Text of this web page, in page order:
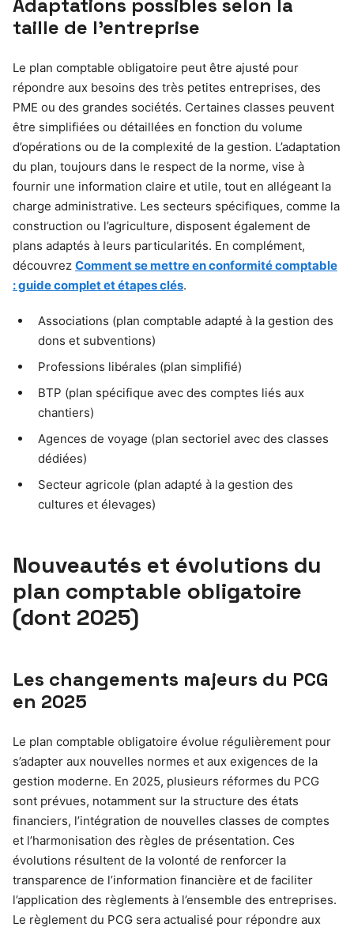
Adaptations possibles selon la
taille de l’entreprise
Le plan comptable obligatoire peut être ajusté pour
répondre aux besoins des très petites entreprises, des
PME ou des grandes sociétés. Certaines classes peuvent
être simplifiées ou détaillées en fonction du volume
d’opérations ou de la complexité de la gestion. L’adaptation
du plan, toujours dans le respect de la norme, vise à
fournir une information claire et utile, tout en allégeant la
charge administrative. Les secteurs spécifiques, comme la
construction ou l’agriculture, disposent également de
plans adaptés à leurs particularités. En complément,
découvrez Comment se mettre en conformité comptable
: guide complet et étapes clés.
Associations (plan comptable adapté à la gestion des
dons et subventions)
Professions libérales (plan simplifié)
BTP (plan spécifique avec des comptes liés aux
chantiers)
Agences de voyage (plan sectoriel avec des classes
dédiées)
Secteur agricole (plan adapté à la gestion des
cultures et élevages)
Nouveautés et évolutions du
plan comptable obligatoire
(dont 2025)
Les changements majeurs du PCG
en 2025
Le plan comptable obligatoire évolue régulièrement pour
s’adapter aux nouvelles normes et aux exigences de la
gestion moderne. En 2025, plusieurs réformes du PCG
sont prévues, notamment sur la structure des états
financiers, l’intégration de nouvelles classes de comptes
et l’harmonisation des règles de présentation. Ces
évolutions résultent de la volonté de renforcer la
transparence de l’information financière et de faciliter
l’application des règlements à l’ensemble des entreprises.
Le règlement du PCG sera actualisé pour répondre aux